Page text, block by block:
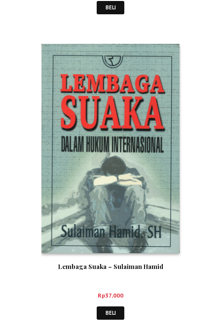
BELI
Lembaga Suaka – Sulaiman Hamid
Rp37,000
BELI